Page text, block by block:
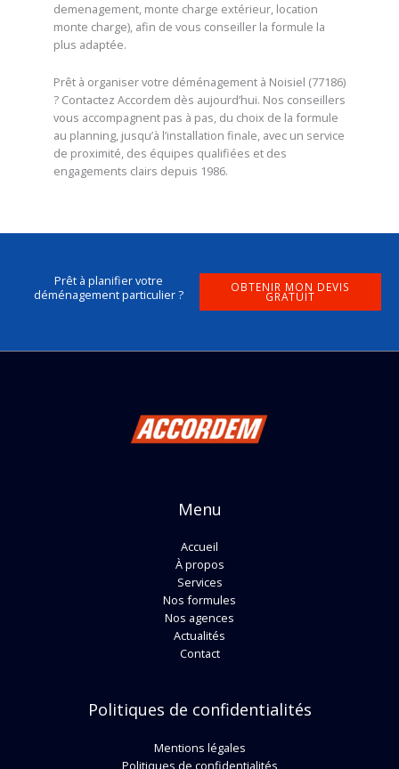
demenagement, monte charge extérieur, location
monte charge), afin de vous conseiller la formule la
plus adaptée.
Prêt à organiser votre déménagement à Noisiel (77186)
? Contactez Accordem dès aujourd’hui. Nos conseillers
vous accompagnent pas à pas, du choix de la formule
au planning, jusqu’à l’installation finale, avec un service
de proximité, des équipes qualifiées et des
engagements clairs depuis 1986.
Prêt à planifier votre
déménagement particulier ?
OBTENIR MON DEVIS
GRATUIT
Menu
Accueil
À propos
Services
Nos formules
Nos agences
Actualités
Contact
Politiques de confidentialités
Mentions légales
Politiques de confidentialités